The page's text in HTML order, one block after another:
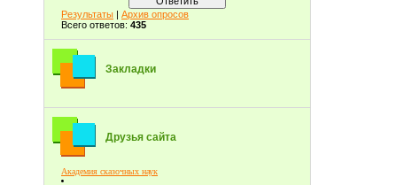
Результаты | Архив опросов
Всего ответов: 435
Закладки
Друзья сайта
Академия сказочных наук